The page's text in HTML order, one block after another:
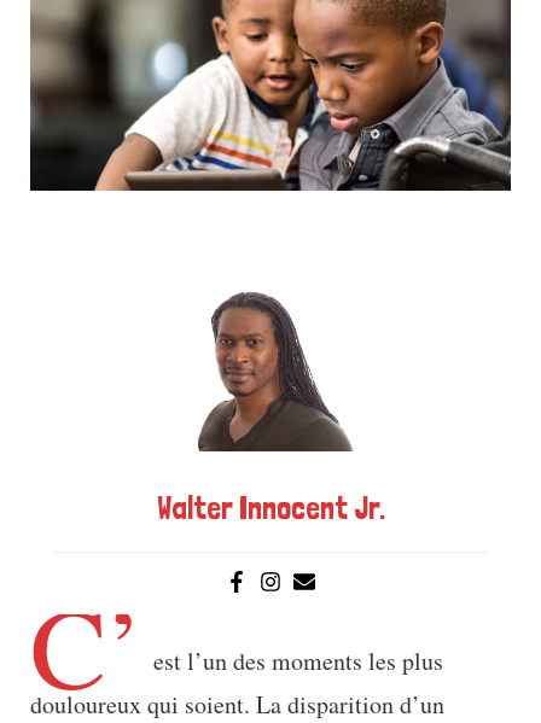
k e
r
)
m
Walter Innocent Jr.
C’
est l’un des moments les plus
douloureux qui soient. La disparition d’un